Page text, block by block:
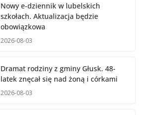
Nowy e-dziennik w lubelskich
szkołach. Aktualizacja będzie
obowiązkowa
2026-08-03
Dramat rodziny z gminy Głusk. 48-
latek znęcał się nad żoną i córkami
2026-08-03